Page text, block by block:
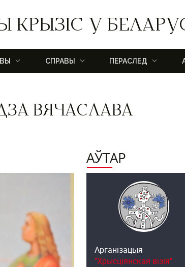
КРЫЗІС У
СПРАВЫ ПЕРАСЛЕД
ВЯЧАСЛАВА
АЎТАР
Арганізацыя
"Хрысціянская візія"